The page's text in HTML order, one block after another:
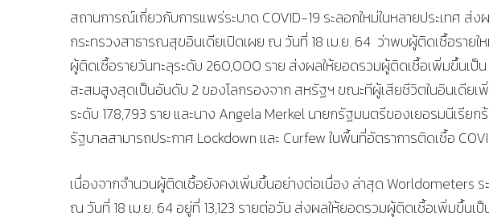
สถานการณ์เกี่ยวกับการแพร่ระบาด COVID-19 ระลอกใหม่ในหลายประเทศ
กระทรวงสาธารณสุขอินเดียเปิดเผย ณ วันที่ 18 เม.ย. 64 ว่าพบผู้ติดเชื้อราย
ผู้ติดเชื้อรายวันทะลุระดับ 260,000 ราย ส่งผลให้ยอดรวมผู้ติดเชื้อเพิ่มขึ้นเป็
สะสมสูงสุดเป็นอันดับ 2 ของโลกรองจาก สหรัฐฯ ขณะทีผู้เสียชีวิตในอินเดียเ
ระดับ 178,793 ราย และนาง Angela Merkel นายกรัฐมนตรีของเยอรมนีเรีย
รัฐบาลสามารถประกาศ Lockdown และ Curfew ในพื้นที่อัตราการติดเชื้อ
เนื่องจากจำนวนผู้ติดเชื้อยังคงเพิ่มขึ้นอย่างต่อเนื่อง ล่าสุด Worldometers ร
ณ วันที่ 18 เม.ย. 64 อยู่ที่ 13,123 รายต่อวัน ส่งผลให้ยอดรวมผู้ติดเชื้อเพิ่มขึ้นเ